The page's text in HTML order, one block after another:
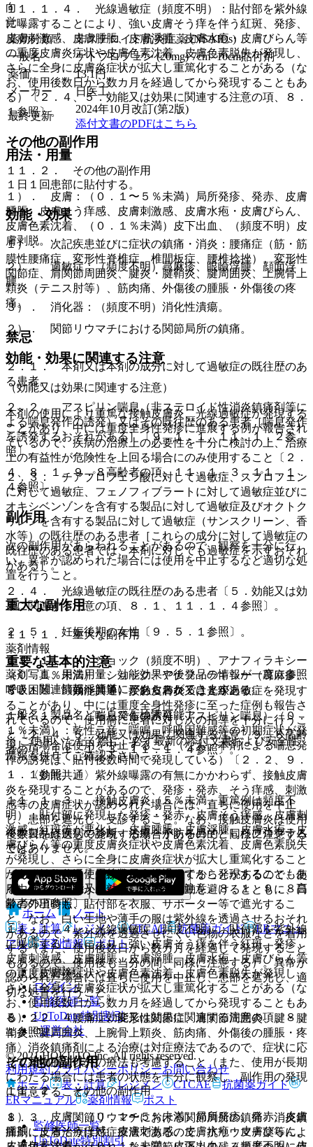
１１．１．４． 光線過敏症（頻度不明）：貼付部を紫外線
に曝露することにより、強い皮膚そう痒を伴う紅斑、発疹、
皮膚刺激感、皮膚腫脹、皮膚浮腫、皮膚水疱・皮膚びらん等
の重度皮膚炎症状や皮膚色素沈着、皮膚色素脱失が発現し、
さらに全身に皮膚炎症状が拡大し重篤化することがある（な
お、使用後数日から数カ月を経過してから発現することもあ
る）〔２．４、５．効能又は効果に関連する注意の項、８．
１参照〕。
その他の副作用
１１．２． その他の副作用
１）． 皮膚：（０．１〜５％未満）局所発疹、発赤、皮膚
腫脹、皮膚そう痒感、皮膚刺激感、皮膚水疱・皮膚びらん、
皮膚色素沈着、（０．１％未満）皮下出血、（頻度不明）皮
膚剥脱。
２）． 過敏症：（頻度不明）蕁麻疹、眼瞼浮腫、顔面浮
腫。
３）． 消化器：（頻度不明）消化性潰瘍。
禁忌
２．１． 本剤又は本剤の成分に対して過敏症の既往歴のあ
る患者。
２．２． アスピリン喘息（非ステロイド性消炎鎮痛剤等に
よる喘息発作の誘発）又はその既往歴のある患者［喘息発作
を誘発するおそれがある］〔９．１．１、１１．１．２参
照〕。
２．３． チアプロフェン酸に対して過敏症、スプロフェン
に対して過敏症、フェノフィブラートに対して過敏症並びに
オキシベンゾンを含有する製品に対して過敏症及びオクトク
リレンを含有する製品に対して過敏症（サンスクリーン、香
水等）の既往歴のある患者［これらの成分に対して過敏症の
既往歴のある患者では、本剤に対しても過敏症を示すおそれ
がある］。
２．４． 光線過敏症の既往歴のある患者〔５．効能又は効
果に関連する注意の項、８．１、１１．１．４参照〕。
２．５． 妊娠後期の女性〔９．５．１参照〕。
重要な基本的注意
８．１． 〈効能共通〉接触皮膚炎又は光線過敏症を発現す
ることがあり、中には重度全身性発疹に至った症例も報告さ
れているので、使用前に患者に対し次の指導を十分に行うこ
と〔２．４、５．効能又は効果に関連する注意、９．８高齢
者の項、１１．１．３、１１．１．４参照〕。
・ 〈効能共通〉紫外線曝露の有無にかかわらず、接触皮膚
炎を発現することがあるので、発疹・発赤、そう痒感、刺激
感等の皮膚症状が認められた場合には、直ちに使用を中止
し、患部を遮光し、受診すること。なお、接触皮膚炎は使用
後数日を経過して発現する場合があるので、同様に注意する
こと。
・ 〈効能共通〉光線過敏症を発現することがあるので、使
用中は天候にかかわらず、戸外の活動を避けるとともに、日
常の外出時も、貼付部を衣服、サポーター等で遮光するこ
と。なお、白い生地や薄手の服は紫外線を透過させるおそれ
があるので、紫外線を透過させにくい色物の衣服などを着用
する（また、使用後数日から数カ月を経過して発現すること
もあるので、使用後も当分の間、同様に注意する）。異常が
認められた場合には直ちに使用を中止し、患部を遮光し、適
切な処置を行うこと。
８．２． 〈腰痛症、変形性関節症、肩関節周囲炎、腱・腱
鞘炎、腱周囲炎、上腕骨上顆炎、筋肉痛、外傷後の腫脹・疼
痛〉消炎鎮痛剤による治療は対症療法であるので、症状に応
じて薬物療法以外の療法も考慮すること（また、使用が長期
にわたる場合には患者の状態を十分に観察し、副作用の発現
に留意すること）。
８．３． 〈関節リウマチにおける関節局所の鎮痛〉消炎鎮
痛剤による治療は対症療法であるので、抗リウマチ薬等によ
向
覚
薬効分類
非ステロイド抗炎症薬 (NSAIDs)
一般名
ケトプロフェン (20mg) 7cm×10cm貼付剤
薬価
13.1円
メーカー
日医工
最終更新
2024年10月改訂(第2版)
添付文書のPDFはこちら
用法・用量
１日１回患部に貼付する。
効能・効果
１）． 次記疾患並びに症状の鎮痛・消炎：腰痛症（筋・筋
膜性腰痛症、変形性脊椎症、椎間板症、腰椎捻挫）、変形性
関節症、肩関節周囲炎、腱炎・腱鞘炎、腱周囲炎、上腕骨上
顆炎（テニス肘等）、筋肉痛、外傷後の腫脹・外傷後の疼
痛。
２）． 関節リウマチにおける関節局所の鎮痛。
効能・効果に関連する注意
（効能又は効果に関連する注意）
本剤の使用により重篤な接触皮膚炎、光線過敏症が発現する
ことがあり、中には重度全身性発疹に進展する例が報告され
ているので、疾病の治療上の必要性を十分に検討の上、治療
上の有益性が危険性を上回る場合にのみ使用すること〔２．
４、８．１、９．８高齢者の項、１１．１．３、１１．１．
４参照〕。
副作用
次の副作用があらわれることがあるので、観察を十分に行
い、異常が認められた場合には使用を中止するなど適切な処
置を行うこと。
重大な副作用
１１．１． 重大な副作用
１１．１．１． ショック（頻度不明）、アナフィラキシー
（０．１％未満）：ショック、アナフィラキシー（蕁麻疹、
呼吸困難、顔面浮腫等）があらわれることがある。
１１．１．２． 喘息発作の誘発（アスピリン喘息）（０．
１％未満）：乾性ラ音、喘鳴、呼吸困難感等の初期症状が発
現した場合は使用を中止すること（なお、本剤による喘息発
作の誘発は、貼付後数時間で発現している）〔２．２、９．
１．１参照〕。
１１．１．３． 接触皮膚炎（５％未満、重篤例は頻度不
明）：貼付部に発現した発疹・発赤、皮膚そう痒感、皮膚刺
激感、紅斑等が悪化し、皮膚腫脹、皮膚浮腫、皮膚水疱・皮
膚びらん等の重度皮膚炎症状や皮膚色素沈着、皮膚色素脱失
が発現し、さらに全身に皮膚炎症状が拡大し重篤化すること
がある（なお、使用後数日を経過してから発現することもあ
る）〔５．効能又は効果に関連する注意、８．１、９．８高
齢者の項参照〕。
１１．１．４． 光線過敏症（頻度不明）：貼付部を紫外線
に曝露することにより、強い皮膚そう痒を伴う紅斑、発疹、
皮膚刺激感、皮膚腫脹、皮膚浮腫、皮膚水疱・皮膚びらん等
の重度皮膚炎症状や皮膚色素沈着、皮膚色素脱失が発現し、
さらに全身に皮膚炎症状が拡大し重篤化することがある（な
お、使用後数日から数カ月を経過してから発現することもあ
る）〔２．４、５．効能又は効果に関連する注意の項、８．
１参照〕。
その他の副作用
１１．２． その他の副作用
１）． 皮膚：（０．１〜５％未満）局所発疹、発赤、皮膚
腫脹、皮膚そう痒感、皮膚刺激感、皮膚水疱・皮膚びらん、
薬剤情報
薬剤写真、用法用量、効能効果や後発品の情報が一度に参照
でき、関連情報へ簡単にアクセスができます。
一般名、製品名どちらでも検索可能！
※ ご使用いただく際に、必ず最新の添付文書および安全性
情報も併せてご確認下さい。
※本製品は疾病の診断・治療・予防を目的としたプログラム
ではありません。
ホーム
ノート
表・計算
レジメン CTCAE 抗菌薬ガイド
ERマニュ
アル
薬剤情報 ポスト
新規登録
ログイン
監修医師一覧
UpToDate特別割引
運営会社
© 2021 HOKUTO Inc. All rights reserved.
利用規約プライバシーポリシーお問い合わせ
ホーム
表・計算 レジメン CTCAE
抗菌薬ガイド
ERマニュアル
薬剤情報 ポスト
監修医師一覧
UpToDate特別割引